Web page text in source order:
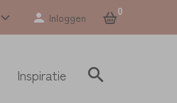
Inloggen 0
Inspiratie